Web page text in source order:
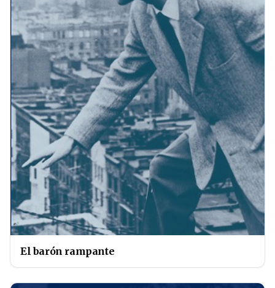
El barón rampante